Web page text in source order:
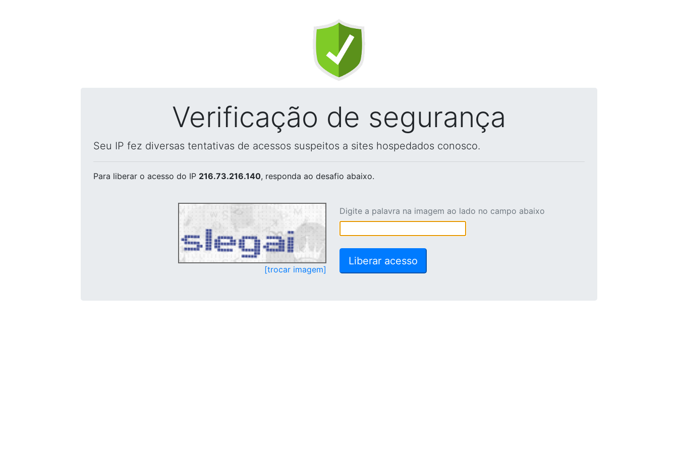
Verificação de segurança
Seu IP fez diversas tentativas de acessos suspeitos a sites hospedados conosco.
Para liberar o acesso do IP 216.73.216.140, responda ao desafio abaixo.
[trocar imagem]
Digite a palavra na imagem ao lado no campo abaixo